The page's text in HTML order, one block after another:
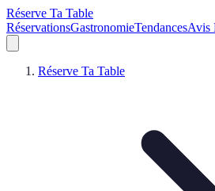
Réserve Ta Table
RéservationsGastronomieTendancesAvis
Réserve Ta Table